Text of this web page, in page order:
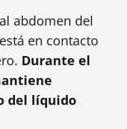
abdomen del
en contacto
Durante el
del líquido